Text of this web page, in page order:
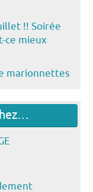
!! Soirée
ce mieux
marionnettes